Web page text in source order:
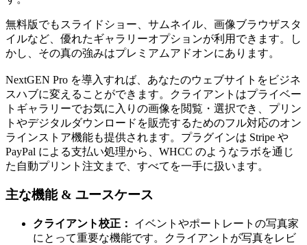
無料版でもスライドショー、サムネイル、画像ブラウザスタ
イルなど、優れたギャラリーオプションが利用できます。し
かし、その真の強みはプレミアムアドオンにあります。
NextGEN Pro を導入すれば、あなたのウェブサイトをビジネ
スハブに変えることができます。クライアントはプライベー
トギャラリーでお気に入りの画像を閲覧・選択でき、プリン
トやデジタルダウンロードを販売するためのフル対応のオン
ラインストア機能も提供されます。プラグインは Stripe や
PayPal による支払い処理から、WHCC のようなラボを通じ
た自動プリント注文まで、すべてを一手に扱います。
主な機能 & ユースケース
クライアント校正：
イベントやポートレートの写真家
にとって重要な機能です。クライアントが写真をレビ